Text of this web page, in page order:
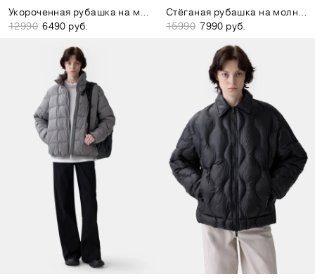
Укороченная рубашка на молнии коричневая
12990 6490 руб.
Стёганая рубашка на молнии бордово-коричневая
15990 7990 руб.